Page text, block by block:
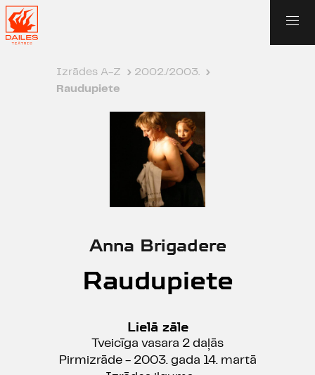
Izrādes A-Z › 2002./2003. ›
Raudupiete
Anna Brigadere
Raudupiete
Lielā zāle
Tveicīga vasara 2 daļās
Pirmizrāde - 2003. gada 14. martā